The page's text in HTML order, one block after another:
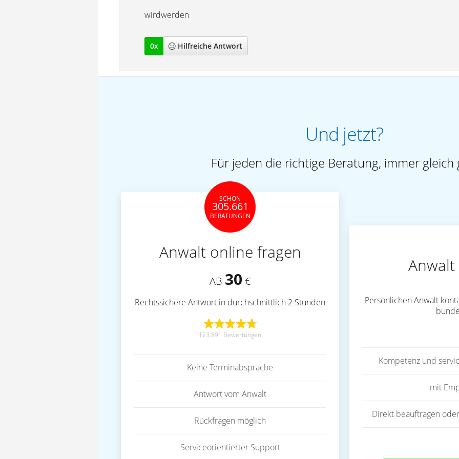
wirdwerden
0x Hilfreiche Antwort
Und jetzt?
Für jeden die richtige Beratung, immer gleich
SCHON
305.661
BERATUNGEN
Anwalt online fragen
AB 30 €
Rechtssichere Antwort in durchschnittlich 2 Stunden
123.891 Bewertungen
Keine Terminabsprache
Antwort vom Anwalt
Rückfragen möglich
Serviceorientierter Support
Persönlichen Anwalt
Kompetenz und
mit
Direkt beauftragen